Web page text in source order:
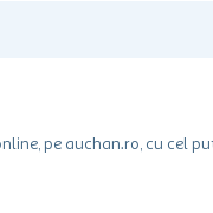
pe auchan.ro, cu cel